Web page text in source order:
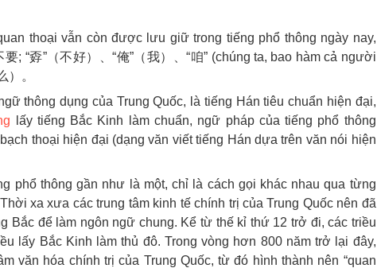
thoại vẫn còn được lưu giữ trong tiếng phổ thông ngày nay,
; “孬”（不好）、“俺”（我）、“咱” (chúng ta, bao hàm cả người
）。
thông dụng của Trung Quốc, là tiếng Hán tiêu chuẩn hiện đại,
lấy tiếng Bắc Kinh làm chuẩn, ngữ pháp của tiếng phổ thông
thoại hiện đại (dạng văn viết tiếng Hán dựa trên văn nói hiện
phổ thông gần như là một, chỉ là cách gọi khác nhau qua từng
xa xưa các trung tâm kinh tế chính trị của Trung Quốc nên đã
Bắc để làm ngôn ngữ chung. Kể từ thế kỉ thứ 12 trở đi, các triều
lấy Bắc Kinh làm thủ đô. Trong vòng hơn 800 năm trở lại đây,
văn hóa chính trị của Trung Quốc, từ đó hình thành nên “quan